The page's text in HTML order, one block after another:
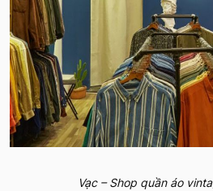
Vạc – Shop quần áo